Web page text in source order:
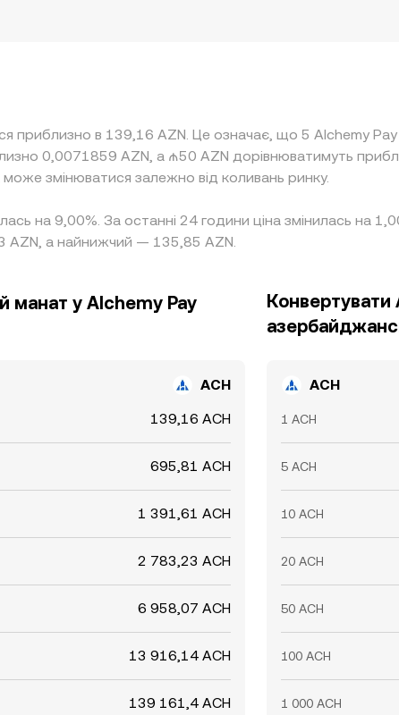
приблизно в 139,16 AZN. Це означає, що 5 Alchemy
0,0071859 AZN, а ₼50 AZN дорівнюватимуть
змінюватися залежно від коливань ринку.
на 9,00%. За останні 24 години ціна змінилась на
AZN, а найнижчий — 135,85 AZN.
манат у Alchemy Pay
ACH
139,16 ACH
695,81 ACH
1 391,61 ACH
2 783,23 ACH
6 958,07 ACH
13 916,14 ACH
139 161,4 ACH
Конвертувати
ACH
1 ACH
5 ACH
10 ACH
20 ACH
50 ACH
100 ACH
1 000 ACH